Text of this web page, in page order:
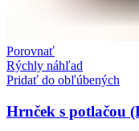
Porovnať
Rýchly náhľad
Pridať do obľúbených
Hrnček s potlačou